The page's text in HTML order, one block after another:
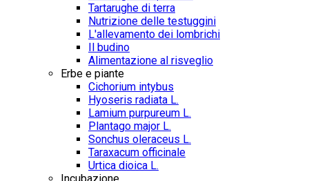
Tartarughe di terra
Nutrizione delle testuggini
L'allevamento dei lombrichi
Il budino
Alimentazione al risveglio
Erbe e piante
Cichorium intybus
Hyoseris radiata L.
Lamium purpureum L.
Plantago major L.
Sonchus oleraceus L.
Taraxacum officinale
Urtica dioica L.